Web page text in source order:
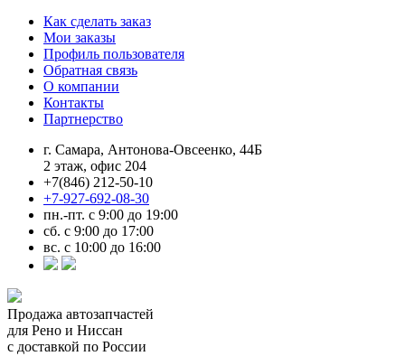
Как сделать заказ
Мои заказы
Профиль пользователя
Обратная связь
О компании
Контакты
Партнерство
г. Самара, Антонова-Овсеенко, 44Б
2 этаж, офис 204
+7(846) 212-50-10
+7-927-692-08-30
пн.-пт. с 9:00 до 19:00
сб. с 9:00 до 17:00
вс. с 10:00 до 16:00
Продажа автозапчастей
для Рено и Ниссан
с доставкой по России